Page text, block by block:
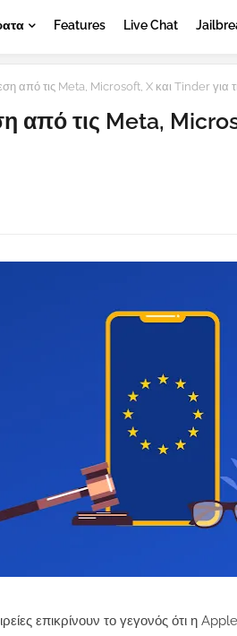
Features Live Chat
από τις Meta, Microsoft, X και Tinder για
από τις Meta,
επικρίνουν το γεγονός ότι η